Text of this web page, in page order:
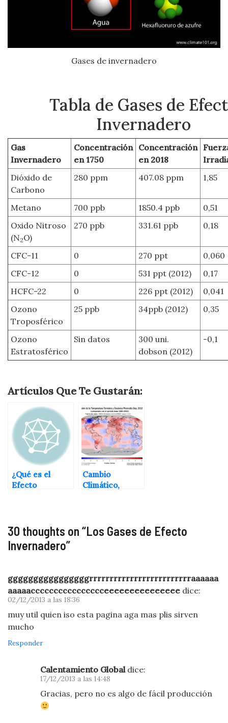
Gases de invernadero
Tabla de Gases de
Invernadero
Gas
Invernadero
Concentración
en 1750
Concentración
en 2018
Dióxido de
Carbono
280 ppm 407.08 ppm 1,85
Metano 700 ppb 1850.4 ppb
0,51
Oxido Nitroso
(N2O)
270 ppb 331.61 ppb 0,18
CFC-11 0 270 ppt
0,060
CFC-12
0 531 ppt (2012)
0,17
HCFC-22
0 226 ppt (2012)
0,041
Ozono
Troposférico
25 ppb 34ppb (2012) 0,35
Ozono
Estratosférico
Sin datos
300 uni.
dobson (2012)
-0,1
Artículos Que Te Gustarán:
¿Qué es el
Efecto
Cambio
Climático,
30 thoughts on “Los Gases de Efecto
Invernadero”
ggggggggggggggggrrrrrrrrrrrrrrrrrrrrrrrrraaaaaa
aaaaacccccccccccccccceeeeeeeeeeeeeee dice:
02/12/2013 a las 18:36
muy util quien iso esta pagina aga mas plis sirven
mucho
Responder
Calentamiento Global dice:
17/12/2013 a las 14:48
Gracias, pero no es algo de fácil producción